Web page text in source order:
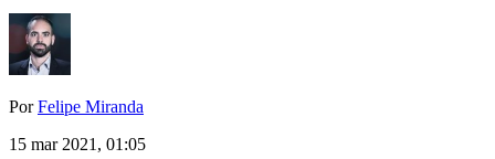
PorFelipe Miranda
15 mar 2021, 01:05